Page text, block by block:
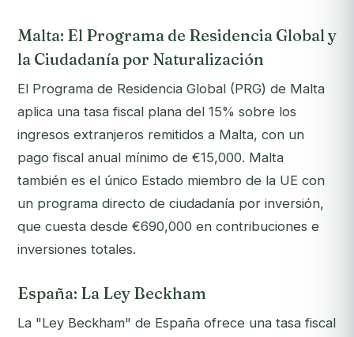
Malta: El Programa de Residencia Global y
la Ciudadanía por Naturalización
El Programa de Residencia Global (PRG) de Malta
aplica una tasa fiscal plana del 15% sobre los
ingresos extranjeros remitidos a Malta, con un
pago fiscal anual mínimo de €15,000. Malta
también es el único Estado miembro de la UE con
un programa directo de ciudadanía por inversión,
que cuesta desde €690,000 en contribuciones e
inversiones totales.
España: La Ley Beckham
La "Ley Beckham" de España ofrece una tasa fiscal